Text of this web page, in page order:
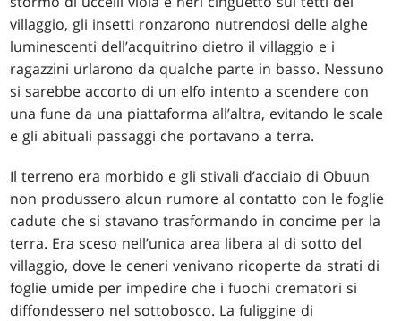
villaggio, gli insetti ronzarono nutrendosi delle alghe
luminescenti dell’acquitrino dietro il villaggio e i
ragazzini urlarono da qualche parte in basso. Nessuno
si sarebbe accorto di un elfo intento a scendere con
una fune da una piattaforma all’altra, evitando le scale
e gli abituali passaggi che portavano a terra.
Il terreno era morbido e gli stivali d’acciaio di Obuun
non produssero alcun rumore al contatto con le foglie
cadute che si stavano trasformando in concime per la
terra. Era sceso nell’unica area libera al di sotto del
villaggio, dove le ceneri venivano ricoperte da strati di
foglie umide per impedire che i fuochi crematori si
diffondessero nel sottobosco. La fuliggine di